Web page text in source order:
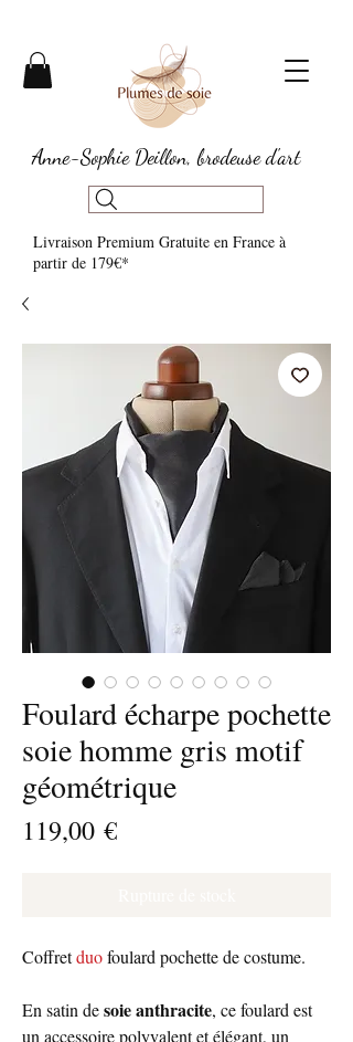
Anne-Sophie Deillon, brodeuse d'art
Livraison Premium Gratuite en France à
partir de 179€*​
Foulard écharpe pochette
soie homme gris motif
géométrique
119,00 €Prix
Coffretduofoulard pochette de costume.
En satin desoie anthracite, ce foulard est
un accessoire polyvalent et élégant, un